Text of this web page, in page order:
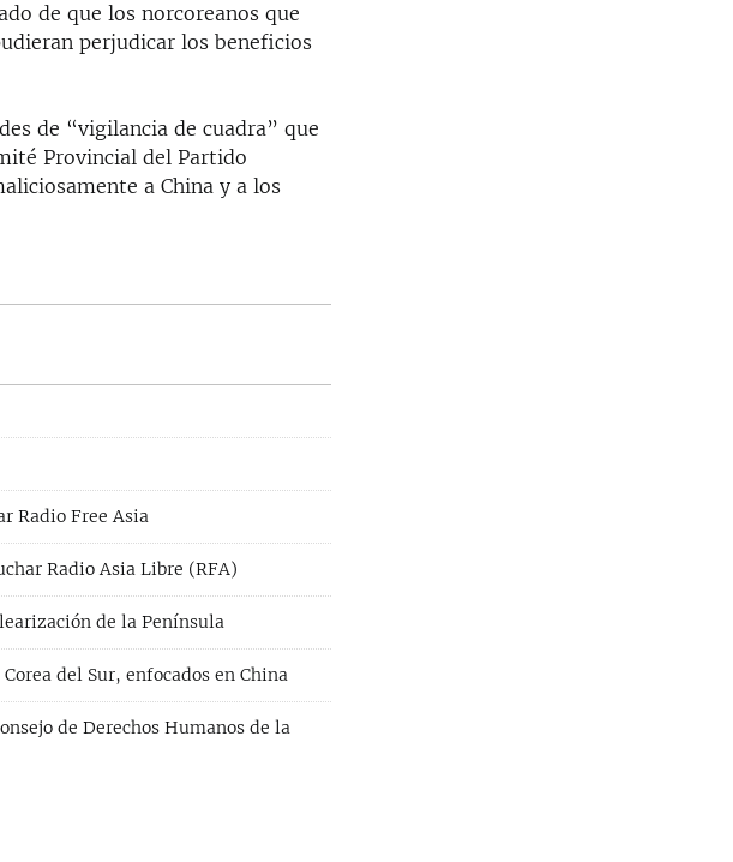
de que los norcoreanos que
perjudicar los beneficios
de “vigilancia de cuadra” que
Provincial del Partido
a China y a los
Radio Free Asia
Radio Asia Libre (RFA)
de la Península
del Sur, enfocados en China
de Derechos Humanos de la